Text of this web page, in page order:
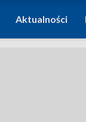
Aktualności